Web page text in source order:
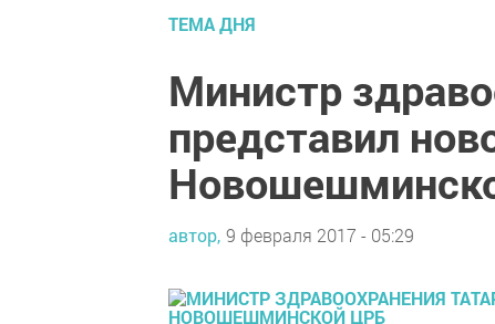
ТЕМА ДНЯ
Министр
представил
автор, 9 февраля 2017 - 05:29